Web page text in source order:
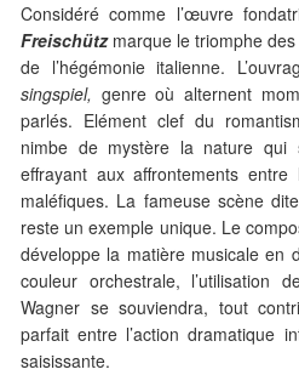
Considéré comme l’œuvre
Freischützmarque le triomphe
de l’hégémonie italienne.
singspiel, genre où alternent
parlés. Elément clef du
nimbe de mystère la nature
effrayant aux affrontements
maléfiques. La fameuse scène
reste un exemple unique. Le
développe la matière musicale en
couleur orchestrale, l’utilisation
Wagner se souviendra, tout
parfait entre l’action dramatique
saisissante.